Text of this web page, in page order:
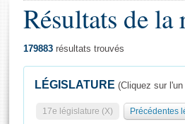
Général
Résultats de la
179883 résultats trouvés
LÉGISLATURE (Cliquez sur
17e législature (X) Précédentes